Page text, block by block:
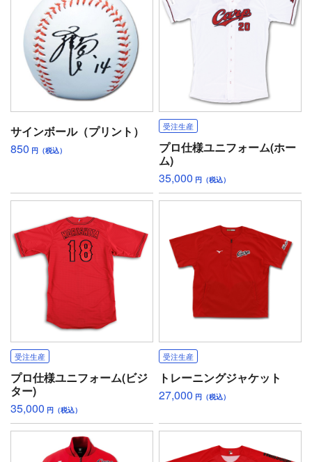
サインボール（プリント）
850 円（税込）
受注生産
プロ仕様ユニフォーム(ホー
ム)
35,000 円（税込）
受注生産
プロ仕様ユニフォーム(ビジ
ター)
35,000 円（税込）
受注生産
トレーニングジャケット
27,000 円（税込）